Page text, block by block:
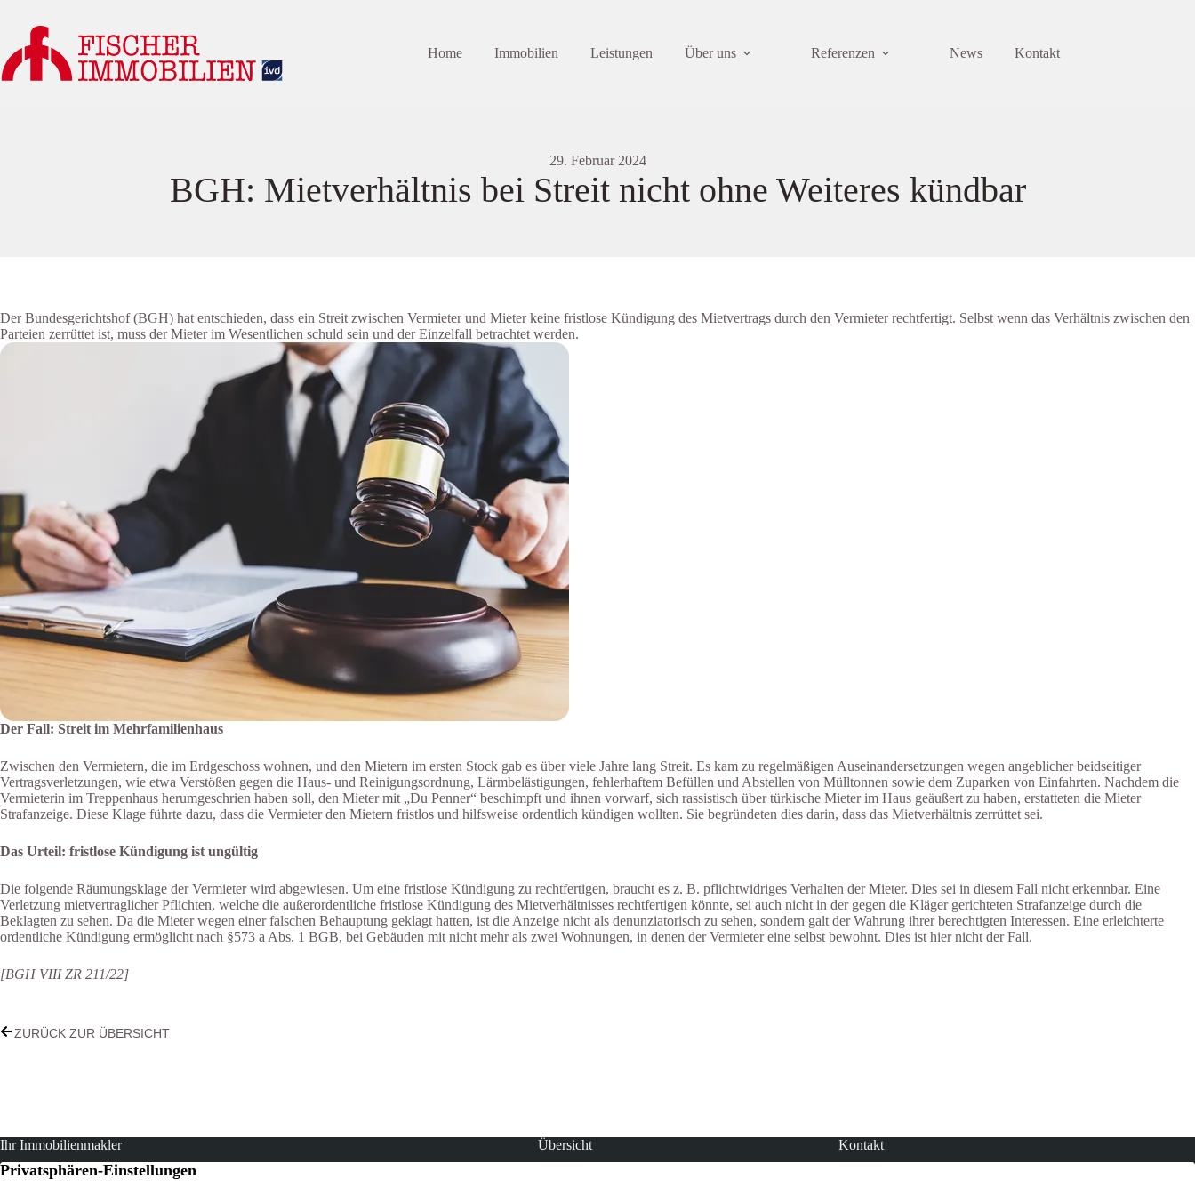
springen
Home
Immobilien Leistungen Über uns Referenzen News Kontakt
29. Februar 2024
BGH: Mietverhältnis bei Streit nicht ohne Weiteres kündbar
Der Bundesgerichtshof (BGH) hat entschieden, dass ein Streit zwischen Vermieter und Mieter keine fristlose Kündigung des Mietvertrags durch den Vermieter rechtfertigt. Selbst wenn das Verhältnis zwischen den
Parteien zerrüttet ist, muss der Mieter im Wesentlichen schuld sein und der Einzelfall betrachtet werden.
Der Fall: Streit im Mehrfamilienhaus
Zwischen den Vermietern, die im Erdgeschoss wohnen, und den Mietern im ersten Stock gab es über viele Jahre lang Streit. Es kam zu regelmäßigen Auseinandersetzungen wegen angeblicher beidseitiger
Vertragsverletzungen, wie etwa Verstößen gegen die Haus- und Reinigungsordnung, Lärmbelästigungen, fehlerhaftem Befüllen und Abstellen von Mülltonnen sowie dem Zuparken von Einfahrten. Nachdem die
Vermieterin im Treppenhaus herumgeschrien haben soll, den Mieter mit „Du Penner“ beschimpft und ihnen vorwarf, sich rassistisch über türkische Mieter im Haus geäußert zu haben, erstatteten die Mieter
Strafanzeige. Diese Klage führte dazu, dass die Vermieter den Mietern fristlos und hilfsweise ordentlich kündigen wollten. Sie begründeten dies darin, dass das Mietverhältnis zerrüttet sei.
Das Urteil: fristlose Kündigung ist ungültig
Die folgende Räumungsklage der Vermieter wird abgewiesen. Um eine fristlose Kündigung zu rechtfertigen, braucht es z. B. pflichtwidriges Verhalten der Mieter. Dies sei in diesem Fall nicht erkennbar. Eine
Verletzung mietvertraglicher Pflichten, welche die außerordentliche fristlose Kündigung des Mietverhältnisses rechtfertigen könnte, sei auch nicht in der gegen die Kläger gerichteten Strafanzeige durch die
Beklagten zu sehen. Da die Mieter wegen einer falschen Behauptung geklagt hatten, ist die Anzeige nicht als denunziatorisch zu sehen, sondern galt der Wahrung ihrer berechtigten Interessen. Eine erleichterte
ordentliche Kündigung ermöglicht nach §573 a Abs. 1 BGB, bei Gebäuden mit nicht mehr als zwei Wohnungen, in denen der Vermieter eine selbst bewohnt. Dies ist hier nicht der Fall.
[BGH VIII ZR 211/22]
ZURÜCK ZUR ÜBERSICHT
Ihr Immobilienmakler Übersicht Kontakt